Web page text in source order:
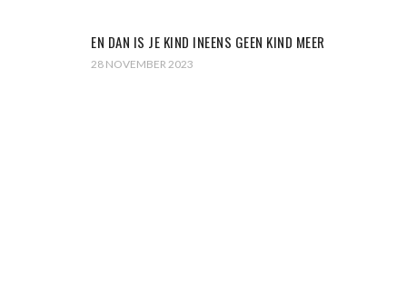
EN DAN IS JE KIND INEENS GEEN KIND MEER
28 NOVEMBER 2023